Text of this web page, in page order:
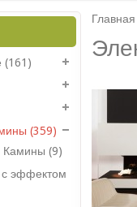
(161)
(359)
Камины (9)
с эффектом
Главная